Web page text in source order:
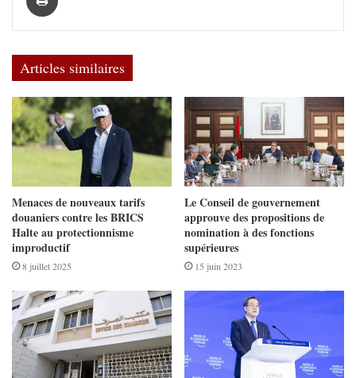
Articles similaires
Menaces de nouveaux tarifs
douaniers contre les BRICS
Halte au protectionnisme
improductif
8 juillet 2025
Le Conseil de gouvernement
approuve des propositions de
nomination à des fonctions
supérieures
15 juin 2023